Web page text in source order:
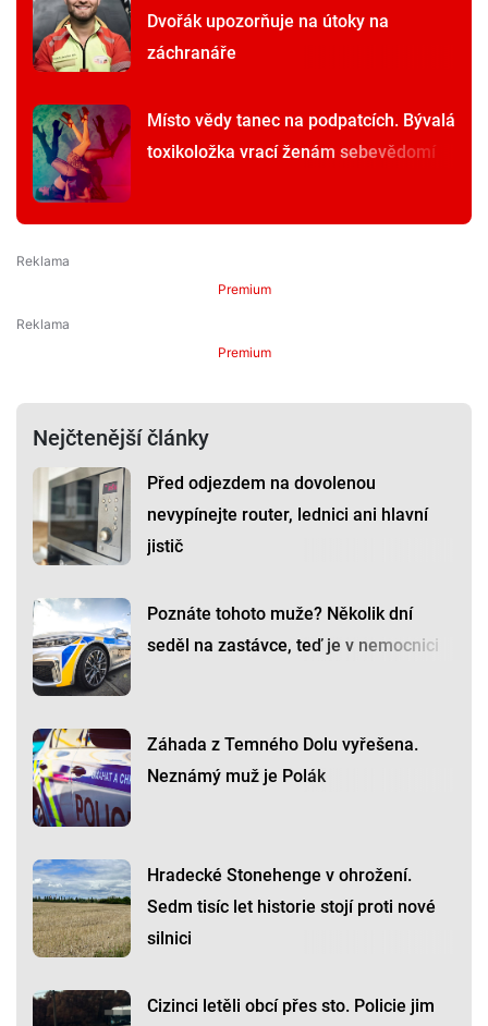
Dvořák upozorňuje na útoky na
záchranáře
Místo vědy tanec na podpatcích. Bývalá
toxikoložka vrací ženám sebevědomí
Premium
Premium
Nejčtenější články
Před odjezdem na dovolenou
nevypínejte router, lednici ani hlavní
jistič
Poznáte tohoto muže? Několik dní
seděl na zastávce, teď je v nemocnici
Záhada z Temného Dolu vyřešena.
Neznámý muž je Polák
Hradecké Stonehenge v ohrožení.
Sedm tisíc let historie stojí proti nové
silnici
Cizinci letěli obcí přes sto. Policie jim